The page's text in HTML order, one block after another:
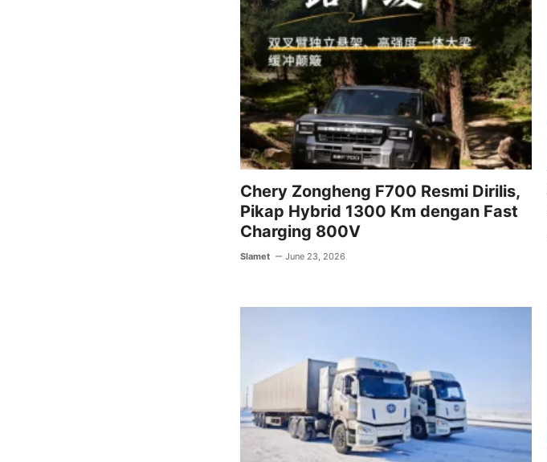
Chery Zongheng F700 Resmi Dirilis,
Pikap Hybrid 1300 Km dengan Fast
Charging 800V
Slamet June 23, 2026